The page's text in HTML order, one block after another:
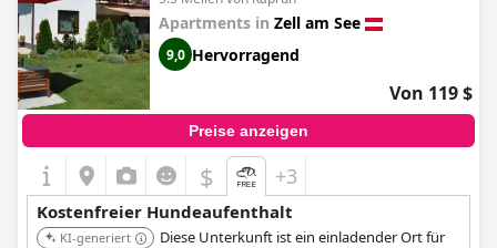
Apartments in Zell am See
9,0 Hervorragend
Von 119 $
Preise anzeigen
$ +3
Kostenfreier Hundeaufenthalt
KI-generiert
Diese Unterkunft ist ein einladender Ort für